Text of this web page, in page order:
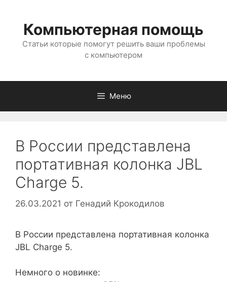
содержимому
Компьютерная помощь
Статьи которые помогут решить ваши проблемы
с компьютером
Меню
В России представлена
портативная колонка JBL
Charge 5.
26.03.2021 от Генадий Крокодилов
В России представлена портативная колонка
JBL Charge 5.
Немного о новинке: